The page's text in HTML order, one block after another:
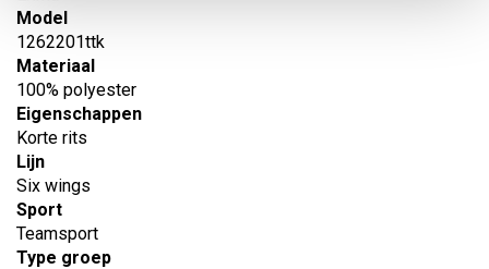
Model
1262201ttk
Materiaal
100% polyester
Eigenschappen
Korte rits
Lijn
Six wings
Sport
Teamsport
Type groep